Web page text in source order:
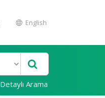
English
Detaylı Arama